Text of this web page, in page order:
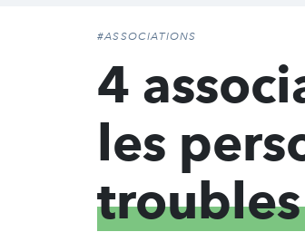
#ASSOCIATIONS
4
les